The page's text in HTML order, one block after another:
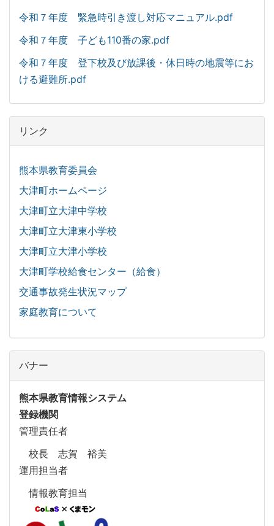
令和７年度 緊急時引き渡し対応マニュアル.pdf
令和７年度 子ども110番の家.pdf
令和７年度 登下校及び放課後・休日時の地震等にお
ける避難所.pdf
リンク
熊本県教育委員会
大津町ホームページ
大津町立大津中学校
大津町立大津東小学校
大津町立大津小学校
大津町学校給食センター（給食）
交通事故発生状況マップ
家庭教育について
バナー
熊本県教育情報システム
登録機関
管理責任者
校長 志賀 裕美
運用担当者
情報教育担当